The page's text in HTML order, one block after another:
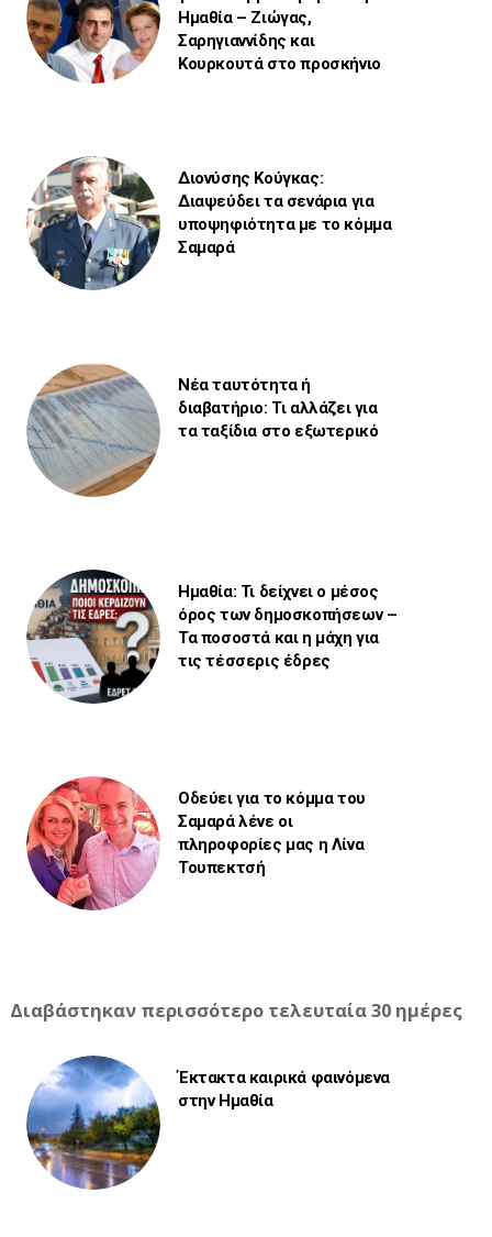
Ημαθία – Ζιώγας,
Σαρηγιαννίδης και
Κουρκουτά στο προσκήνιο
Διονύσης Κούγκας:
Διαψεύδει τα σενάρια για
υποψηφιότητα με το κόμμα
Σαμαρά
Νέα ταυτότητα ή
διαβατήριο: Τι αλλάζει για
τα ταξίδια στο εξωτερικό
Ημαθία: Τι δείχνει ο μέσος
όρος των δημοσκοπήσεων –
Τα ποσοστά και η μάχη για
τις τέσσερις έδρες
Οδεύει για το κόμμα του
Σαμαρά λένε οι
πληροφορίες μας η Λίνα
Τουπεκτσή
Διαβάστηκαν περισσότερο τελευταία 30 ημέρες
Έκτακτα καιρικά φαινόμενα
στην Ημαθία